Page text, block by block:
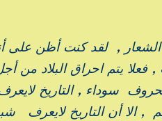
, لقد كنت أظن على
يتم احراق البلاد من
سوداء , التاريخ
الا أن التاريخ لايعرف